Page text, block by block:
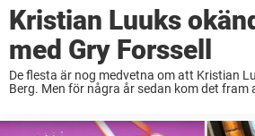
Kristian Luuks
med Gry Forssell
De flesta är nog medvetna om att Kristian
Berg. Men för några år sedan kom det